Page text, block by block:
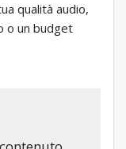
qualità audio,
o un budget